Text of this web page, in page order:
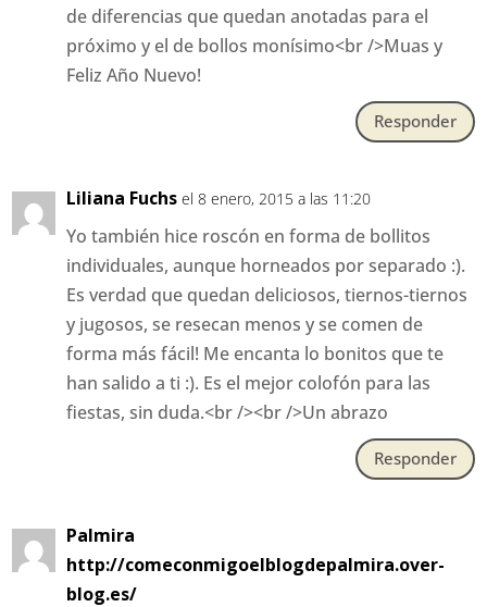
de diferencias que quedan anotadas para el
próximo y el de bollos monísimo<br />Muas y
Feliz Año Nuevo!
Responder
Liliana Fuchs el 8 enero, 2015 a las 11:20
Yo también hice roscón en forma de bollitos
individuales, aunque horneados por separado :).
Es verdad que quedan deliciosos, tiernos-tiernos
y jugosos, se resecan menos y se comen de
forma más fácil! Me encanta lo bonitos que te
han salido a ti :). Es el mejor colofón para las
fiestas, sin duda.<br /><br />Un abrazo
Responder
Palmira
http://comeconmigoelblogdepalmira.over-
blog.es/